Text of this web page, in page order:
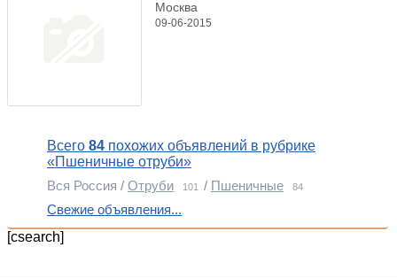
Москва
09-06-2015
Всего 84 похожих объявлений в рубрике
«Пшеничные отруби»
Вся Россия / Отруби 101 / Пшеничные 84
Свежие объявления...
[csearch]